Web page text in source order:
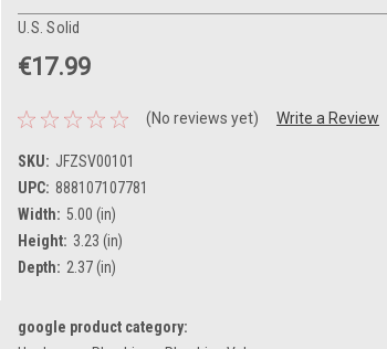
U.S. Solid
€17.99
(No reviews yet) Write a Review
SKU: JFZSV00101
UPC: 888107107781
Width: 5.00 (in)
Height: 3.23 (in)
Depth: 2.37 (in)
google product category: